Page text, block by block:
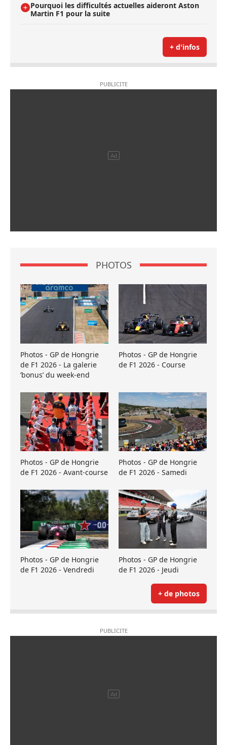
Pourquoi les difficultés actuelles aideront Aston
Martin F1 pour la suite
+ d'infos
PHOTOS
Photos - GP de Hongrie
de F1 2026 - La galerie
’bonus’ du week-end
Photos - GP de Hongrie
de F1 2026 - Course
Photos - GP de Hongrie
de F1 2026 - Avant-course
Photos - GP de Hongrie
de F1 2026 - Samedi
Photos - GP de Hongrie
de F1 2026 - Vendredi
Photos - GP de Hongrie
de F1 2026 - Jeudi
+ de photos